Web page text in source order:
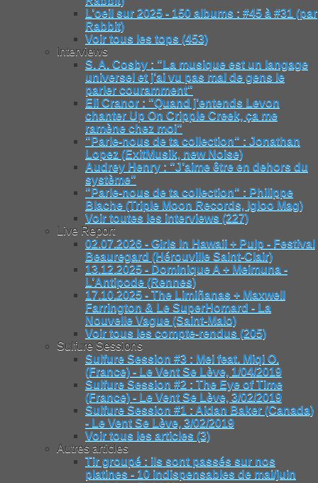
L’oeil sur 2025 - 150 albums : #45 à #31 (par
Rabbit)
Voir tous les tops (453)
Interviews
S. A. Cosby : "La musique est un langage
universel et j’ai vu pas mal de gens le
parler couramment"
Eli Cranor : "Quand j’entends Levon
chanter Up On Cripple Creek, ça me
ramène chez moi"
"Parle-nous de ta collection" : Jonathan
Lopez (ExitMusik, new Noise)
Audrey Henry : "J’aime être en dehors du
système"
"Parle-nous de ta collection" : Philippe
Blache (Triple Moon Records, Igloo Mag)
Voir toutes les interviews (227)
Live Report
02.07.2026 - Girls In Hawaii + Pulp - Festival
Beauregard (Hérouville Saint-Clair)
13.12.2025 - Dominique A + Meimuna -
L’Antipode (Rennes)
17.10.2025 - The Limiñanas + Maxwell
Farrington & Le SuperHomard - La
Nouvelle Vague (Saint-Malo)
Voir tous les compte-rendus (205)
Sulfure Sessions
Sulfure Session #3 : Mei feat. Miqi O.
(France) - Le Vent Se Lève, 1/04/2019
Sulfure Session #2 : The Eye of Time
(France) - Le Vent Se Lève, 3/02/2019
Sulfure Session #1 : Aidan Baker (Canada)
- Le Vent Se Lève, 3/02/2019
Voir tous les articles (3)
Autres articles
Tir groupé : ils sont passés sur nos
platines - 10 indispensables de mai/juin